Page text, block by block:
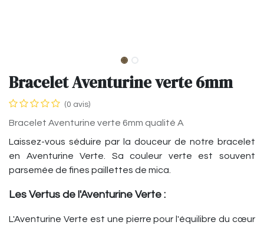
Bracelet Aventurine verte 6mm
(0 avis)
Bracelet Aventurine verte 6mm qualité A
Laissez-vous séduire par la douceur de notre bracelet
en Aventurine Verte. Sa couleur verte est souvent
parsemée de fines paillettes de mica.
Les Vertus de l'Aventurine Verte :
L'Aventurine Verte est une pierre pour l'équilibre du cœur